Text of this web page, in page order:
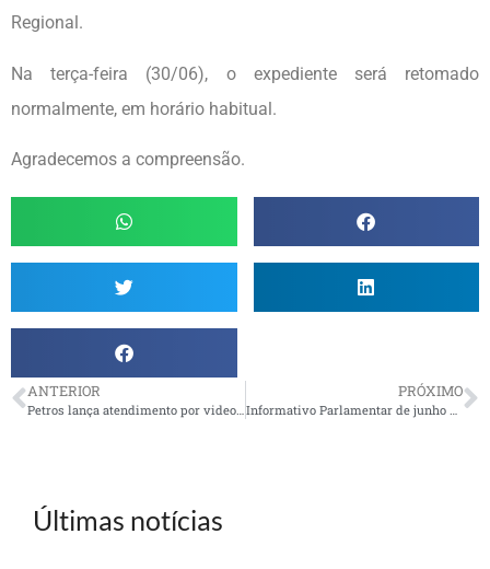
Regional.
Na terça-feira (30/06), o expediente será retomado
normalmente, em horário habitual.
Agradecemos a compreensão.
ANTERIOR PRÓXIMO
Últimas notícias